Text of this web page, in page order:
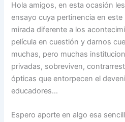
Hola amigos, en esta ocasión
ensayo cuya pertinencia en este
mirada diferente a los
película en cuestión y darnos
muchas, pero muchas
privadas, sobreviven,
ópticas que entorpecen el
educadores…
Espero aporte en algo esa